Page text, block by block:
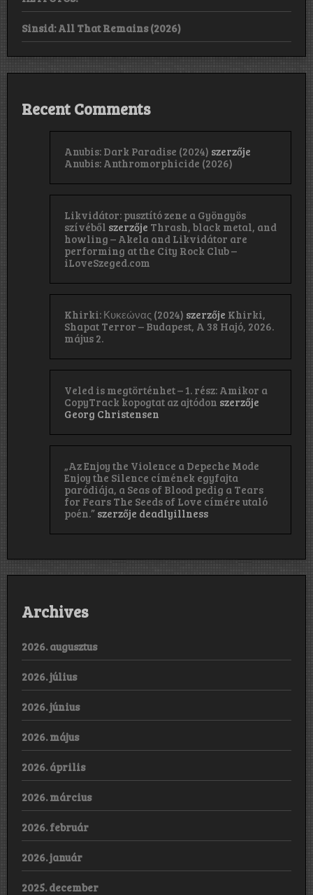
Sinsid: All That Remains (2026)
Recent Comments
Anubis: Dark Paradise (2024) szerzője
Anubis: Anthromorphicide (2026)
Likvidátor: pusztító zene a Gyöngyös
szívéből szerzője Thrash, black metal, and
howling – Akela and Likvidátor are
performing at the City Rock Club –
iLoveSzeged.com
Khirki: Κ​υ​κ​ε​ώ​ν​α​ς (2024) szerzője Khirki,
Shapat Terror – Budapest, A 38 Hajó, 2026.
május 2.
Veled is megtörténhet – 1. rész: Amikor a
CopyTrack kopogtat az ajtódon szerzője
Georg Christensen
„Az Enjoy the Violence a Depeche Mode
Enjoy the Silence címének egyfajta
paródiája, a Seas of Blood pedig a Tears
for Fears The Seeds of Love címére utaló
poén.” szerzője deadlyillness
Archives
2026. augusztus
2026. július
2026. június
2026. május
2026. április
2026. március
2026. február
2026. január
2025. december